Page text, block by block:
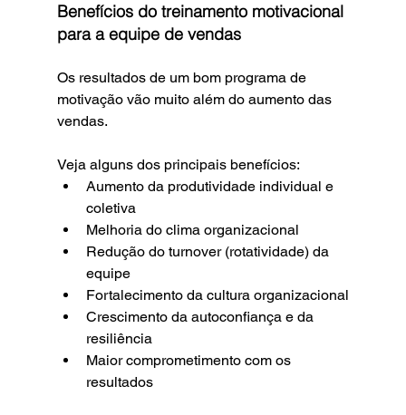
Benefícios do treinamento motivacional
para a equipe de vendas
Os resultados de um bom programa de
motivação vão muito além do aumento das
vendas.
Veja alguns dos principais benefícios:
Aumento da produtividade individual e
coletiva
Melhoria do clima organizacional
Redução do turnover (rotatividade) da
equipe
Fortalecimento da cultura organizacional
Crescimento da autoconfiança e da
resiliência
Maior comprometimento com os
resultados